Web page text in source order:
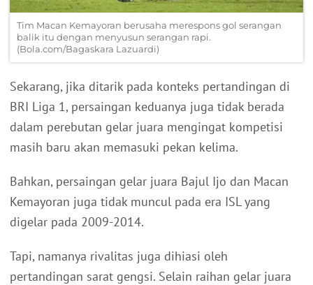
Tim Macan Kemayoran berusaha merespons gol serangan
balik itu dengan menyusun serangan rapi.
(Bola.com/Bagaskara Lazuardi)
Sekarang, jika ditarik pada konteks pertandingan di
BRI Liga 1, persaingan keduanya juga tidak berada
dalam perebutan gelar juara mengingat kompetisi
masih baru akan memasuki pekan kelima.
Bahkan, persaingan gelar juara Bajul Ijo dan Macan
Kemayoran juga tidak muncul pada era ISL yang
digelar pada 2009-2014.
Tapi, namanya rivalitas juga dihiasi oleh
pertandingan sarat gengsi. Selain raihan gelar juara